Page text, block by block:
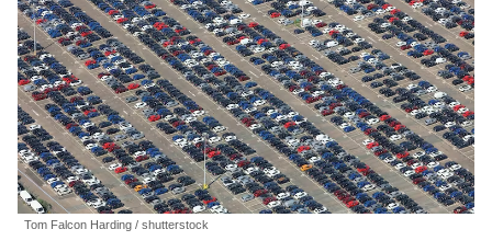
Tom Falcon Harding / shutterstock